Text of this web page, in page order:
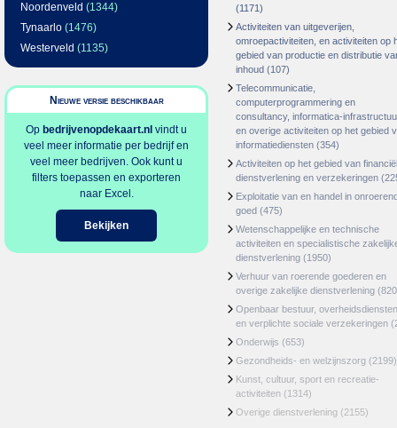
Noordenveld (1344)
Tynaarlo (1476)
Westerveld (1135)
Nieuwe versie beschikbaar
Op bedrijvenopdekaart.nl vindt u
veel meer informatie per bedrijf en
veel meer bedrijven. Ook kunt u
filters toepassen en exporteren
naar Excel.
Bekijken
(1171)
Activiteiten van uitgeverijen,
omroepactiviteiten, en activiteiten op
gebied van productie en distributie
inhoud (107)
Telecommunicatie,
computerprogrammering en
consultancy, informatica-
en overige activiteiten op het gebied
informatiediensten (354)
Activiteiten op het gebied van
dienstverlening en verzekeringen
Exploitatie van en handel in
goed (475)
Wetenschappelijke en technische
activiteiten en specialistische
dienstverlening (1950)
Verhuur van roerende goederen en
overige zakelijke dienstverlening
Openbaar bestuur, overheidsdiensten
en verplichte sociale verzekeringen
Onderwijs (653)
Gezondheids- en welzijnszorg (2199)
Kunst, cultuur, sport en recreatie-
activiteiten (1314)
Overige dienstverlening (2155)